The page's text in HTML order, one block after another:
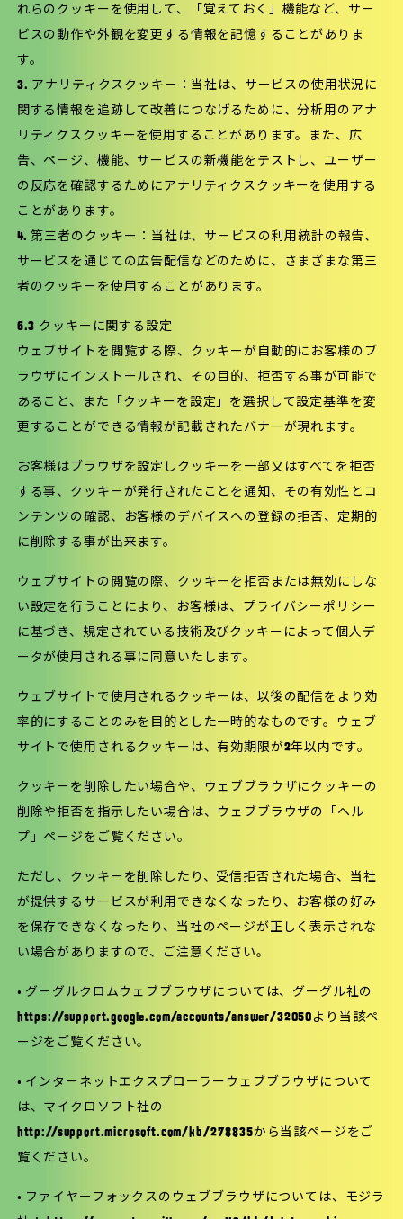
れらのクッキーを使用して、「覚えておく」機能など、サー
ビスの動作や外観を変更する情報を記憶することがありま
す。
3. アナリティクスクッキー：当社は、サービスの使用状況に
関する情報を追跡して改善につなげるために、分析用のアナ
リティクスクッキーを使用することがあります。また、広
告、ページ、機能、サービスの新機能をテストし、ユーザー
の反応を確認するためにアナリティクスクッキーを使用する
ことがあります。
4. 第三者のクッキー：当社は、サービスの利用統計の報告、
サービスを通じての広告配信などのために、さまざまな第三
者のクッキーを使用することがあります。
6.3 クッキーに関する設定
ウェブサイトを閲覧する際、クッキーが自動的にお客様のブ
ラウザにインストールされ、その目的、拒否する事が可能で
あること、また「クッキーを設定」を選択して設定基準を変
更することができる情報が記載されたバナーが現れます。
お客様はブラウザを設定しクッキーを一部又はすべてを拒否
する事、クッキーが発行されたことを通知、その有効性とコ
ンテンツの確認、お客様のデバイスへの登録の拒否、定期的
に削除する事が出来ます。
ウェブサイトの閲覧の際、クッキーを拒否または無効にしな
い設定を行うことにより、お客様は、プライバシーポリシー
に基づき、規定されている技術及びクッキーによって個人デ
ータが使用される事に同意いたします。
ウェブサイトで使用されるクッキーは、以後の配信をより効
率的にすることのみを目的とした一時的なものです。ウェブ
サイトで使用されるクッキーは、有効期限が2年以内です。
クッキーを削除したい場合や、ウェブブラウザにクッキーの
削除や拒否を指示したい場合は、ウェブブラウザの「ヘル
プ」ページをご覧ください。
ただし、クッキーを削除したり、受信拒否された場合、当社
が提供するサービスが利用できなくなったり、お客様の好み
を保存できなくなったり、当社のページが正しく表示されな
い場合がありますので、ご注意ください。
• グーグルクロムウェブブラウザについては、グーグル社の
https://support.google.com/accounts/answer/32050より当該ペ
ージをご覧ください。
• インターネットエクスプローラーウェブブラウザについて
は、マイクロソフト社の
http://support.microsoft.com/kb/278835から当該ページをご
覧ください。
• ファイヤーフォックスのウェブブラウザについては、モジラ